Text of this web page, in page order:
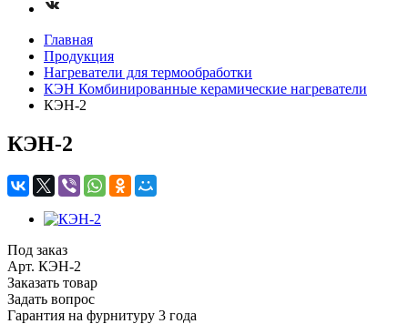
Главная
Продукция
Нагреватели для термообработки
КЭН Комбинированные керамические нагреватели
КЭН-2
КЭН-2
Под заказ
Арт. КЭН-2
Заказать товар
Задать вопрос
Гарантия на фурнитуру 3 года